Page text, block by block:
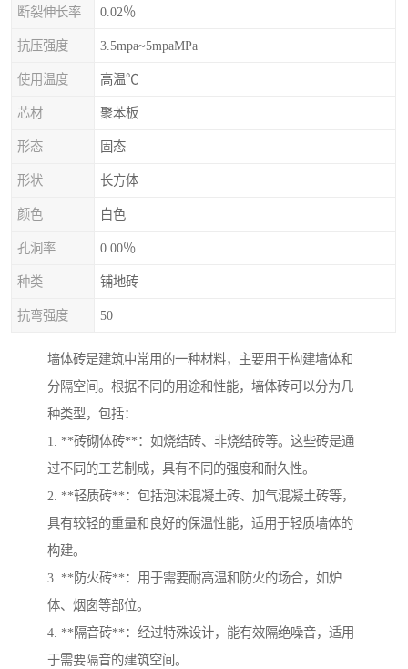
断裂伸长率 0.02％
抗压强度 3.5mpa~5mpaMPa
使用温度 高温℃
芯材 聚苯板
形态 固态
形状 长方体
颜色 白色
孔洞率 0.00％
种类 铺地砖
抗弯强度 50
墙体砖是建筑中常用的一种材料，主要用于构建墙体和
分隔空间。根据不同的用途和性能，墙体砖可以分为几
种类型，包括：
1. **砖砌体砖**：如烧结砖、非烧结砖等。这些砖是通
过不同的工艺制成，具有不同的强度和耐久性。
2. **轻质砖**：包括泡沫混凝土砖、加气混凝土砖等，
具有较轻的重量和良好的保温性能，适用于轻质墙体的
构建。
3. **防火砖**：用于需要耐高温和防火的场合，如炉
体、烟囱等部位。
4. **隔音砖**：经过特殊设计，能有效隔绝噪音，适用
于需要隔音的建筑空间。